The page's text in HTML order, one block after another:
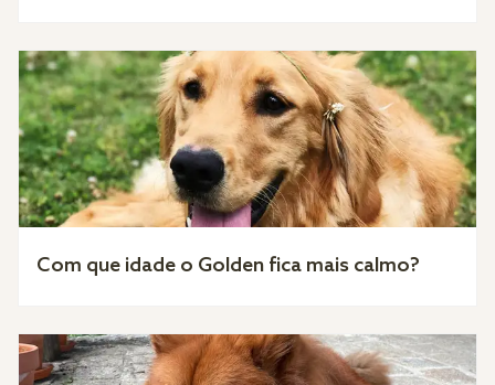
Com que idade o Golden fica mais calmo?